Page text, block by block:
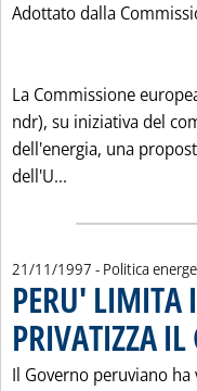
Adottato dalla
La Commissione
ndr), su iniziativa del
dell'energia, una
dell'U...
21/11/1997 - Politica
PERU' LIMITA
PRIVATIZZA IL
Il Governo peruviano